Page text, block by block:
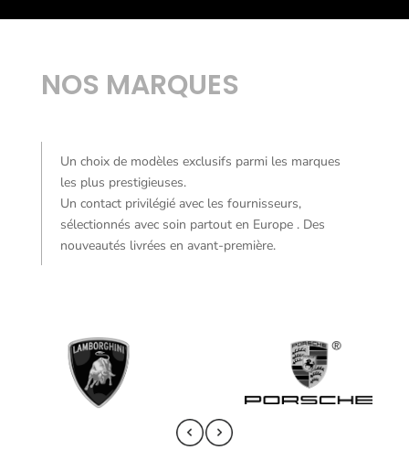
NOS MARQUES
Un choix de modèles exclusifs parmi les marques
les plus prestigieuses.
Un contact privilégié avec les fournisseurs,
sélectionnés avec soin partout en Europe . Des
nouveautés livrées en avant-première.